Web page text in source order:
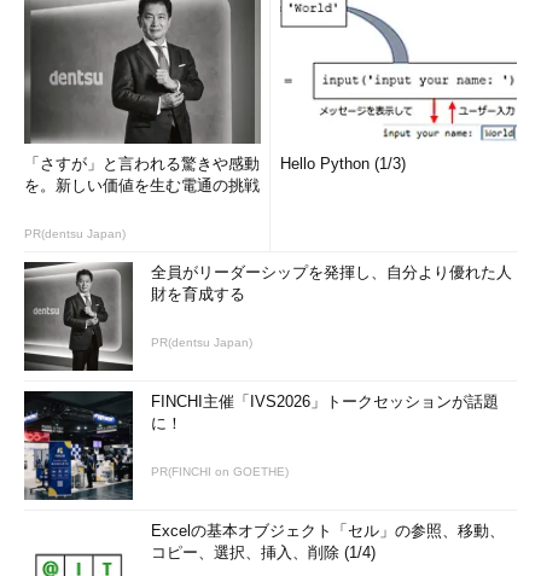
タスクバー上の検索ボックスとその他のアイコンをもっと小
さなアイコンにする
検索ボックス／アイコン、またはタスクバー上の何も表示さ
［プロパティ］をクリックすると、この「タスクバーとスタ
ートメニューのプロパティ」ダイアログが表示される。
（1）［タスクバー］タブを選ぶ。
（2）［小さいタスクバーボタンを使う］チェックボック
スにチェックを入れてオンにする。
イコンも一回り小さくなった。その結果、1行で表示可能な
アイコンの数が大幅に増える。
「さすが」と言われる驚きや感動
を。新しい価値を生む電通の挑戦
PR(dentsu Japan)
Hello Python (1/3)
全員がリーダーシップを発揮し、自分より優れた人
財を育成する
PR(dentsu Japan)
FINCHI主催「IVS2026」トークセッションが話題
に！
PR(FINCHI on GOETHE)
Excelの基本オブジェクト「セル」の参照、移動、
コピー、選択、挿入、削除 (1/4)